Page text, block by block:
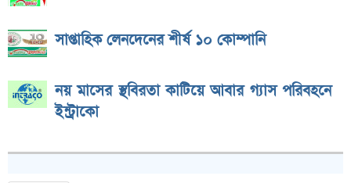
সাপ্তাহিক লেনদেনের শীর্ষ ১০ কোম্পানি
নয় মাসের স্থবিরতা কাটিয়ে আবার গ্যাস পরিবহনে
ইন্ট্রাকো